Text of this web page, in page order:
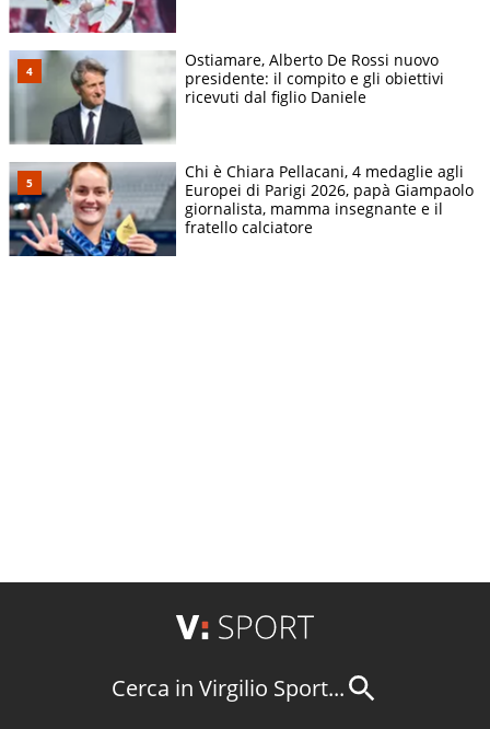
Ostiamare, Alberto De Rossi nuovo
presidente: il compito e gli obiettivi
ricevuti dal figlio Daniele
Chi è Chiara Pellacani, 4 medaglie agli
Europei di Parigi 2026, papà Giampaolo
giornalista, mamma insegnante e il
fratello calciatore
Cerca in Virgilio Sport...